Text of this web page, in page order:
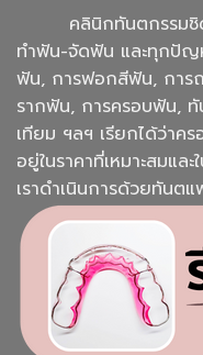
คลินิกทันตกรรมชิดล
ทำฟัน-จัดฟัน และทุกปัญ
ฟัน, การฟอกสีฟัน, การ
รากฟัน, การครอบฟัน,
เทียม ฯลฯ เรียกได้ว่า
อยู่ในราคาที่เหมาะสมแ
เราดำเนินการด้วยทันต